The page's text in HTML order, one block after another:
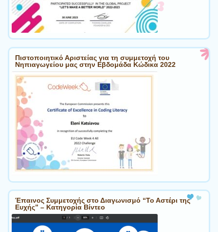
Πιστοποιητικό Αριστείας για τη συμμετοχή του
Νηπιαγωγείου μας στην Εβδομάδα Κώδικα 2022
Έπαινος Συμμετοχής στο Διαγωνισμό “Το Αστέρι της
Ευχής” – Κατηγορία Βίντεο